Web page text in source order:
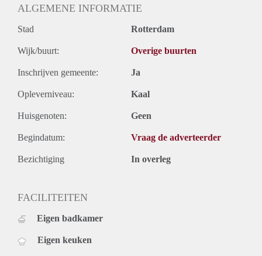
ALGEMENE INFORMATIE
Stad Rotterdam
Wijk/buurt: Overige buurten
Inschrijven gemeente: Ja
Opleverniveau: Kaal
Huisgenoten: Geen
Begindatum: Vraag de adverteerder
Bezichtiging In overleg
FACILITEITEN
Eigen badkamer
Eigen keuken